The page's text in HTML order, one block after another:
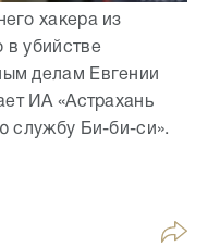
хакера из
в убийстве
делам Евгении
ИА «Астрахань
службу Би-би-си».